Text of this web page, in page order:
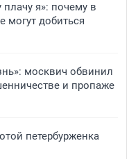
я»: почему в
добиться
москвич обвинил
и пропаже
петербурженка